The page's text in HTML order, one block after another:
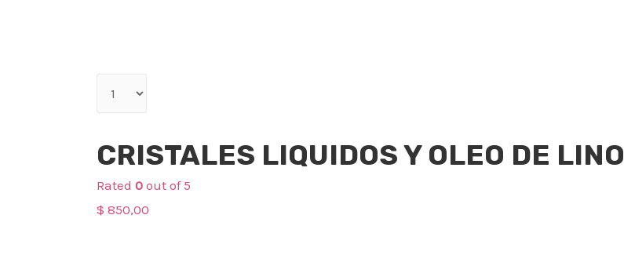
CRISTALES LIQUIDOS Y OLEO DE LINO
Rated 0 out of 5
$ 850,00